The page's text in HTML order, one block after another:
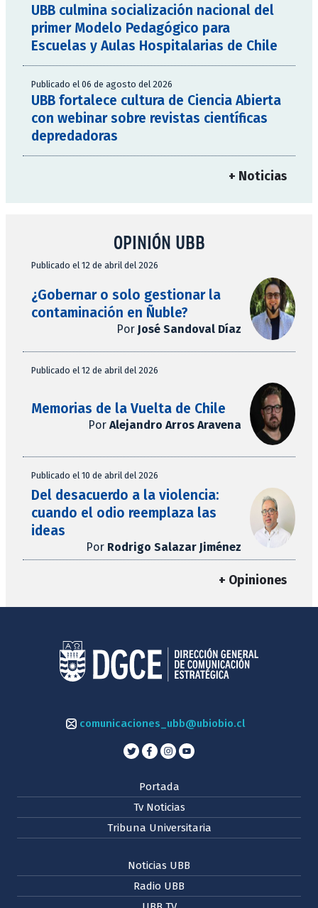
UBB culmina socialización nacional del
primer Modelo Pedagógico para
Escuelas y Aulas Hospitalarias de Chile
Publicado el 06 de agosto del 2026
UBB fortalece cultura de Ciencia Abierta
con webinar sobre revistas científicas
depredadoras
+ Noticias
OPINIÓN UBB
Publicado el 12 de abril del 2026
¿Gobernar o solo gestionar la
contaminación en Ñuble?
Por José Sandoval Díaz
Publicado el 12 de abril del 2026
Memorias de la Vuelta de Chile
Por Alejandro Arros Aravena
Publicado el 10 de abril del 2026
Del desacuerdo a la violencia:
cuando el odio reemplaza las
ideas
Por Rodrigo Salazar Jiménez
+ Opiniones
comunicaciones_ubb@ubiobio.cl
Portada
Tv Noticias
Tribuna Universitaria
Noticias UBB
Radio UBB